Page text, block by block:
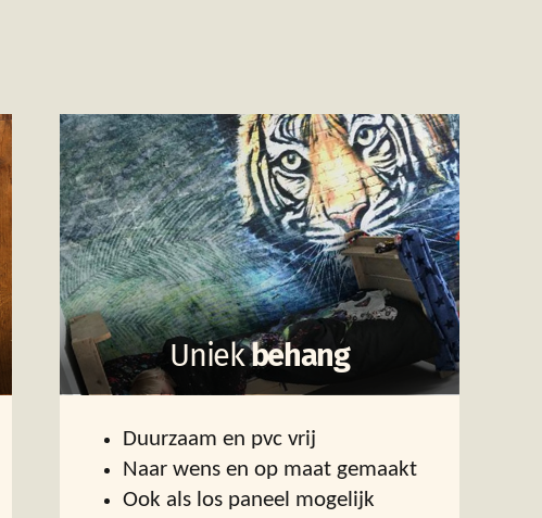
Uniekbehang
Duurzaam en pvc vrij
Naar wens en op maat gemaakt
Ook als los paneel mogelijk